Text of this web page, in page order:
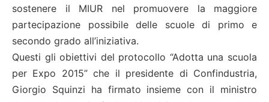
sostenere il MIUR nel promuovere la maggiore
partecipazione possibile delle scuole di primo e
secondo grado all’iniziativa.
Questi gli obiettivi del protocollo “Adotta una scuola
per Expo 2015” che il presidente di Confindustria,
Giorgio Squinzi ha firmato insieme con il ministro